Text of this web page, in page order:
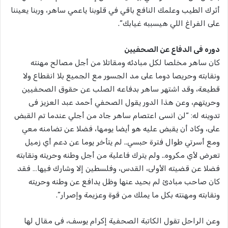
أثرك الطيب وعلمك النافع باقي في قلوبنا ياعمي ساهر، وربنا يعيننا
على الفراغ اللي هيسببه غيابك”.
دوره فى الدفاع عن الصحفيين
كان ساهر مخلصا لكل مبادئه ومقاتلا من أجل مصالح مهنته
ونقابته وحريصا دوما على مد الجسور مع الجميع بلا انقطاع ولا
قطيعة، وقد اشتهر ساهر بدفاعه الصلب عن حقوق الصحفيين
وحريتهم، وعن هذا الدور يقول الصحفي أحمد عبد العزيز فى
تدوينه له: “لن انسى اعتصام ساهر جاد من أجلي عندما تم القبض
على، وكاد أن يقبض عليه هو أيضا يومها، فضلا عن تضامنه معي
ومع أسرتي طوال فترة حبسي.. لم يتأخر يوما عن دعم أي زميل
تعرض لأي مكروه.. ولم يترك فاعلية من أجل وطنه وحريته ونقابته
فضلا عن قضيته الأولى، القدس، وفلسطين إلا وشارك فيها… فقد
كان صاحب مبادئ لم بحيد عنها وظل يدافع عن وطنه وحريته
ونقابته ومهنته بكل ما يملك من قوة وعزيمة وإصرار”.
وعن الراحل تقول الكاتبة الصحفية إكرام يوسف، فى مقال لها